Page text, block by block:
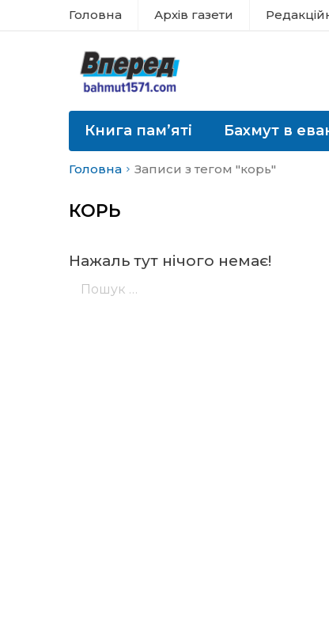
Головна Архів газети
Книга пам’яті Бахмут в
Головна Записи з тегом "корь"
КОРЬ
Нажаль тут нічого немає!